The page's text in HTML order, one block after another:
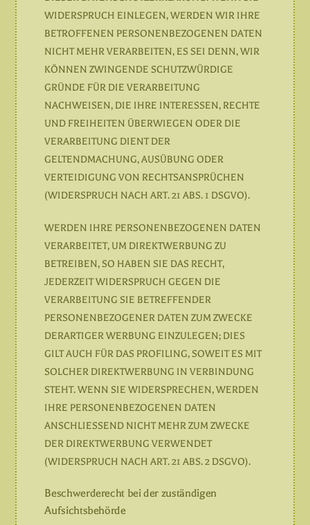
WIDERSPRUCH EINLEGEN, WERDEN WIR IHRE
BETROFFENEN PERSONENBEZOGENEN DATEN
NICHT MEHR VERARBEITEN, ES SEI DENN, WIR
KÖNNEN ZWINGENDE SCHUTZWÜRDIGE
GRÜNDE FÜR DIE VERARBEITUNG
NACHWEISEN, DIE IHRE INTERESSEN, RECHTE
UND FREIHEITEN ÜBERWIEGEN ODER DIE
VERARBEITUNG DIENT DER
GELTENDMACHUNG, AUSÜBUNG ODER
VERTEIDIGUNG VON RECHTSANSPRÜCHEN
(WIDERSPRUCH NACH ART. 21 ABS. 1 DSGVO).
WERDEN IHRE PERSONENBEZOGENEN DATEN
VERARBEITET, UM DIREKTWERBUNG ZU
BETREIBEN, SO HABEN SIE DAS RECHT,
JEDERZEIT WIDERSPRUCH GEGEN DIE
VERARBEITUNG SIE BETREFFENDER
PERSONENBEZOGENER DATEN ZUM ZWECKE
DERARTIGER WERBUNG EINZULEGEN; DIES
GILT AUCH FÜR DAS PROFILING, SOWEIT ES MIT
SOLCHER DIREKTWERBUNG IN VERBINDUNG
STEHT. WENN SIE WIDERSPRECHEN, WERDEN
IHRE PERSONENBEZOGENEN DATEN
ANSCHLIESSEND NICHT MEHR ZUM ZWECKE
DER DIREKTWERBUNG VERWENDET
(WIDERSPRUCH NACH ART. 21 ABS. 2 DSGVO).
Beschwerde­recht bei der zuständigen
Aufsichts­behörde